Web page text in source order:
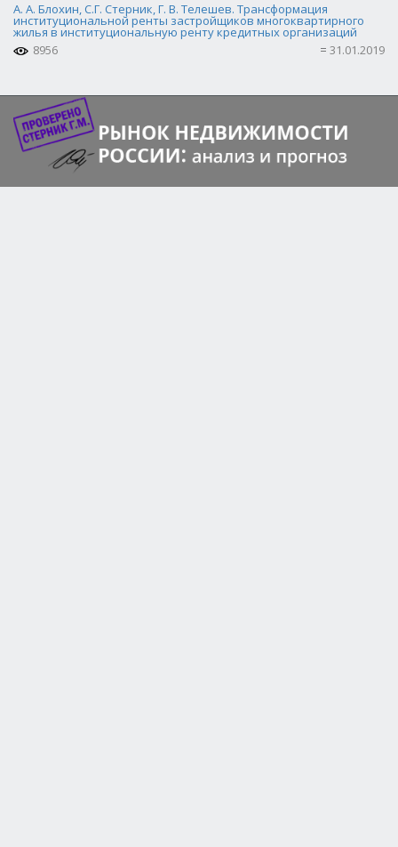
А. А. Блохин, С.Г. Стерник, Г. В. Телешев. Трансформация
институциональной ренты застройщиков многоквартирного
жилья в институциональную ренту кредитных организаций
8956
31.01.2019